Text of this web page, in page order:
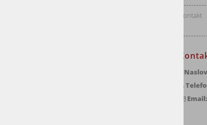
Kontakt
Email: